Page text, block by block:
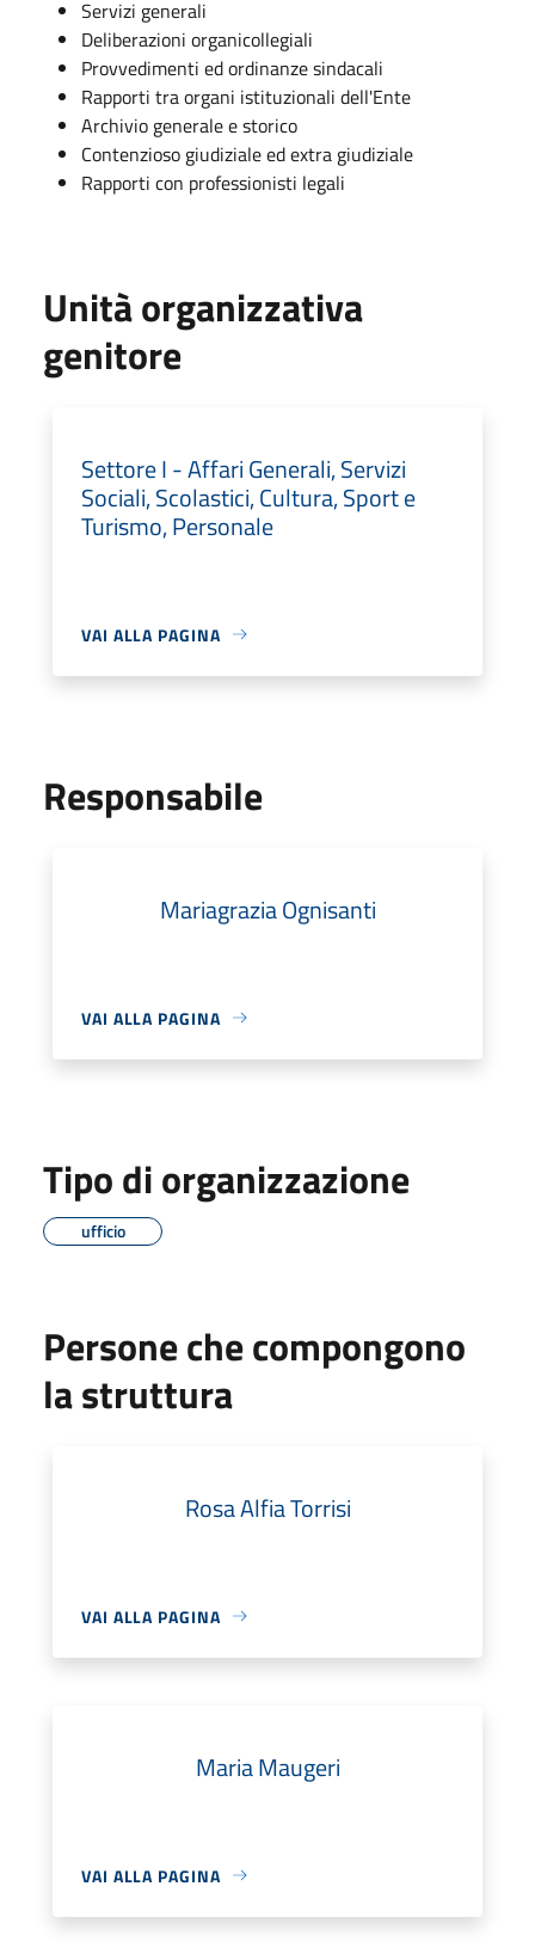
Servizi generali
Deliberazioni organicollegiali
Provvedimenti ed ordinanze sindacali
Rapporti tra organi istituzionali dell'Ente
Archivio generale e storico
Contenzioso giudiziale ed extra giudiziale
Rapporti con professionisti legali
Unità organizzativa
genitore
Settore I - Affari Generali, Servizi
Sociali, Scolastici, Cultura, Sport e
Turismo, Personale
VAI ALLA PAGINA
Responsabile
Mariagrazia Ognisanti
VAI ALLA PAGINA
Tipo di organizzazione
ufficio
Persone che compongono
la struttura
Rosa Alfia Torrisi
VAI ALLA PAGINA
Maria Maugeri
VAI ALLA PAGINA